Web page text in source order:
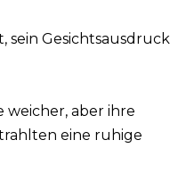
sein Gesichtsausdruck
weicher, aber ihre
eine ruhige